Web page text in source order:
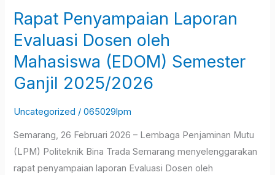
Rapat Penyampaian Laporan
Evaluasi Dosen oleh
Mahasiswa (EDOM) Semester
Ganjil 2025/2026
Uncategorized /065029lpm
Semarang, 26 Februari 2026 – Lembaga Penjaminan Mutu
(LPM) Politeknik Bina Trada Semarang menyelenggarakan
rapat penyampaian laporan Evaluasi Dosen oleh
Laporan
Evaluasi
oleh
Mahasiswa
Semester
Ganjil
2025/2026